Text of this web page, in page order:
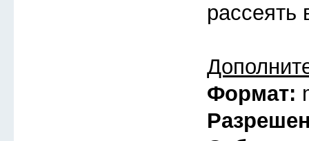
рассеять
Формат: